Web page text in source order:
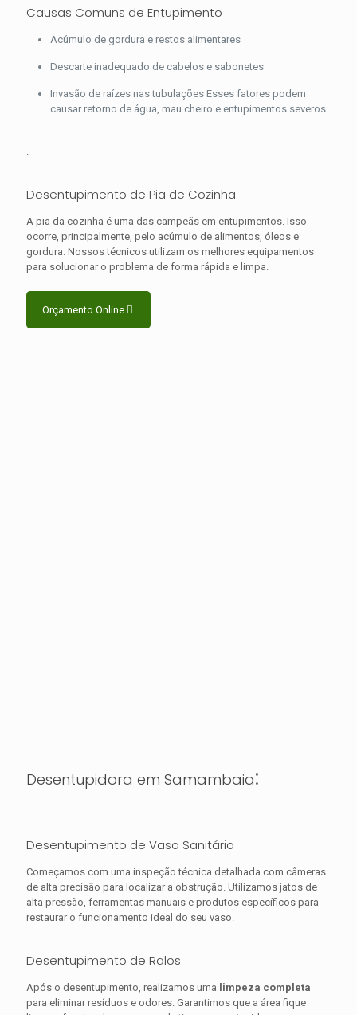
Causas Comuns de Entupimento
Acúmulo de gordura e restos alimentares
Descarte inadequado de cabelos e sabonetes
Invasão de raízes nas tubulações Esses fatores podem
causar retorno de água, mau cheiro e entupimentos severos.
.
Desentupimento de Pia de Cozinha
A pia da cozinha é uma das campeãs em entupimentos. Isso
ocorre, principalmente, pelo acúmulo de alimentos, óleos e
gordura. Nossos técnicos utilizam os melhores equipamentos
para solucionar o problema de forma rápida e limpa.
Orçamento Online
Desentupidora em Samambaia:
Desentupimento de Vaso Sanitário
Começamos com uma inspeção técnica detalhada com câmeras
de alta precisão para localizar a obstrução. Utilizamos jatos de
alta pressão, ferramentas manuais e produtos específicos para
restaurar o funcionamento ideal do seu vaso.
Desentupimento de Ralos
Após o desentupimento, realizamos uma limpeza completa
para eliminar resíduos e odores. Garantimos que a área fique